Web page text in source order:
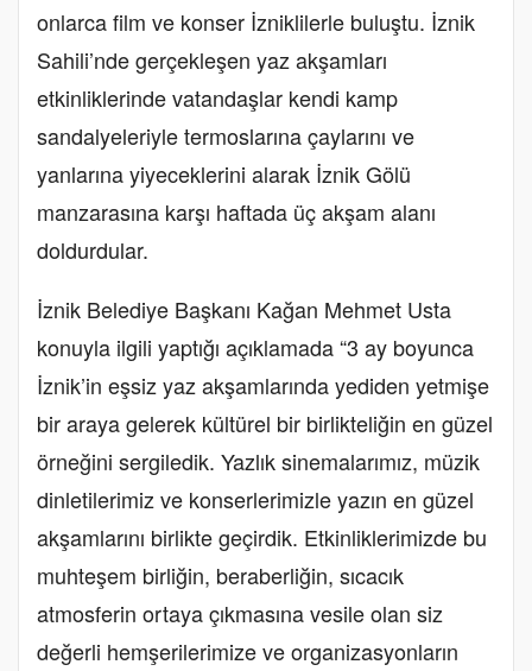
onlarca film ve konser İzniklilerle buluştu. İznik
Sahili’nde gerçekleşen yaz akşamları
etkinliklerinde vatandaşlar kendi kamp
sandalyeleriyle termoslarına çaylarını ve
yanlarına yiyeceklerini alarak İznik Gölü
manzarasına karşı haftada üç akşam alanı
doldurdular.
İznik Belediye Başkanı Kağan Mehmet Usta
konuyla ilgili yaptığı açıklamada “3 ay boyunca
İznik’in eşsiz yaz akşamlarında yediden yetmişe
bir araya gelerek kültürel bir birlikteliğin en güzel
örneğini sergiledik. Yazlık sinemalarımız, müzik
dinletilerimiz ve konserlerimizle yazın en güzel
akşamlarını birlikte geçirdik. Etkinliklerimizde bu
muhteşem birliğin, beraberliğin, sıcacık
atmosferin ortaya çıkmasına vesile olan siz
değerli hemşerilerimize ve organizasyonların